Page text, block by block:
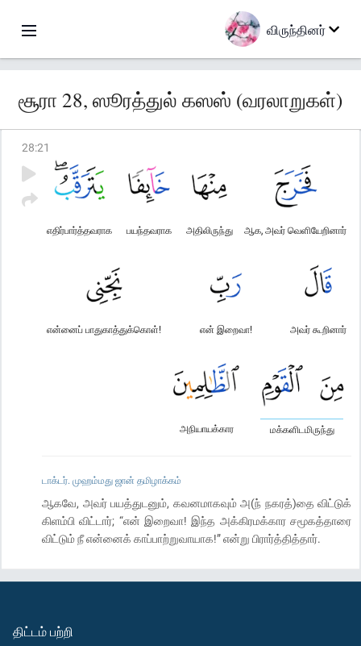
விருந்தினர்
சூரா 28, ஸூரத்துல் கஸஸ் (வரலாறுகள்)
28:21
ஆக, அவர் வெளியேறினார்
அதிலிருந்து
பயந்தவராக
எதிர்பார்த்தவராக
அவர் கூறினார்
என் இறைவா!
என்னைப் பாதுகாத்துக்கொள்!
மக்களிடமிருந்து
அநியாயக்கார
டாக்டர். முஹம்மது ஜான் தமிழாக்கம்
ஆகவே, அவர் பயத்துடனும், கவனமாகவும் அ(ந் நகரத்)தை விட்டுக்
கிளம்பி விட்டார்; “என் இறைவா! இந்த அக்கிரமக்கார சமூகத்தாரை
விட்டும் நீ என்னைக் காப்பாற்றுவாயாக!” என்று பிரார்த்தித்தார்.
திட்டம் பற்றி